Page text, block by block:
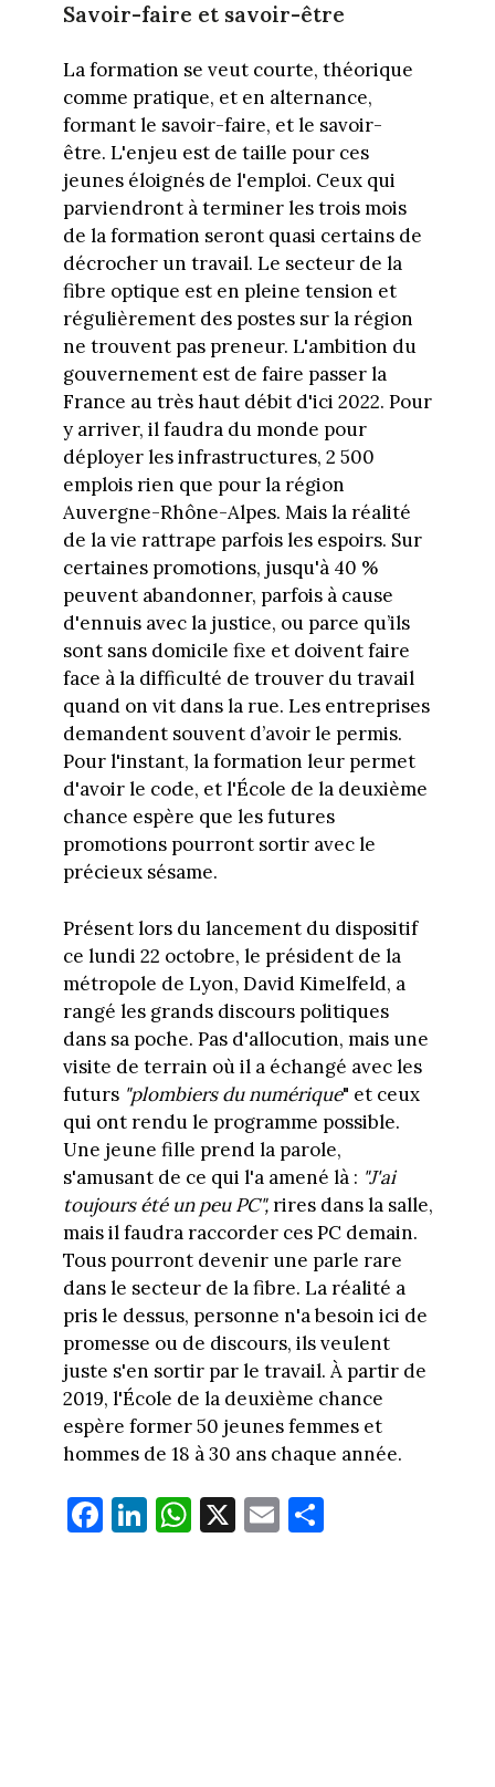
Savoir-faire et savoir-être
La formation se veut courte, théorique
comme pratique, et en alternance,
formant le savoir-faire, et le savoir-
être. L'enjeu est de taille pour ces
jeunes éloignés de l'emploi. Ceux qui
parviendront à terminer les trois mois
de la formation seront quasi certains de
décrocher un travail. Le secteur de la
fibre optique est en pleine tension et
régulièrement des postes sur la région
ne trouvent pas preneur. L'ambition du
gouvernement est de faire passer la
France au très haut débit d'ici 2022. Pour
y arriver, il faudra du monde pour
déployer les infrastructures, 2 500
emplois rien que pour la région
Auvergne-Rhône-Alpes. Mais la réalité
de la vie rattrape parfois les espoirs. Sur
certaines promotions, jusqu'à 40 %
peuvent abandonner, parfois à cause
d'ennuis avec la justice, ou parce qu’ils
sont sans domicile fixe et doivent faire
face à la difficulté de trouver du travail
quand on vit dans la rue. Les entreprises
demandent souvent d’avoir le permis.
Pour l'instant, la formation leur permet
d'avoir le code, et l'École de la deuxième
chance espère que les futures
promotions pourront sortir avec le
précieux sésame.
Présent lors du lancement du dispositif
ce lundi 22 octobre, le président de la
métropole de Lyon, David Kimelfeld, a
rangé les grands discours politiques
dans sa poche. Pas d'allocution, mais une
visite de terrain où il a échangé avec les
futurs "plombiers du numérique" et ceux
qui ont rendu le programme possible.
Une jeune fille prend la parole,
s'amusant de ce qui l'a amené là : "J'ai
toujours été un peu PC",rires dans la salle,
mais il faudra raccorder ces PC demain.
Tous pourront devenir une parle rare
dans le secteur de la fibre. La réalité a
pris le dessus, personne n'a besoin ici de
promesse ou de discours, ils veulent
juste s'en sortir par le travail. À partir de
2019, l'École de la deuxième chance
espère former 50 jeunes femmes et
hommes de 18 à 30 ans chaque année.
Fa
ce
Li
nk
W
ha
X E
m
Pa